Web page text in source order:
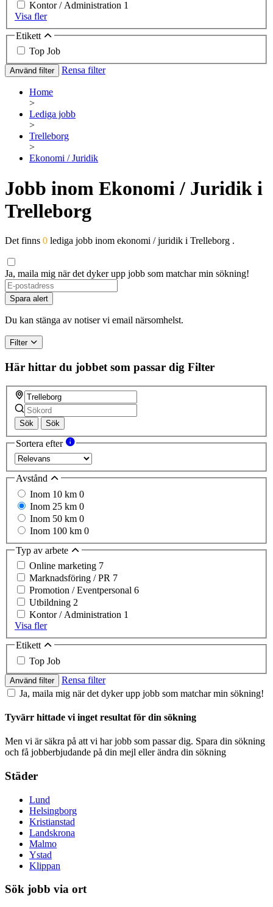
Kontor / Administration 1
Visa fler
Etikett
Top Job
Använd filter Rensa filter
Home
>
Lediga jobb
>
Trelleborg
>
Ekonomi / Juridik
Jobb inom Ekonomi / Juridik i
Trelleborg
Det finns 0 lediga jobb inom ekonomi / juridik i Trelleborg .
Ja, maila mig när det dyker upp jobb som matchar min sökning!
If
you
are
a
ignore
this
field
Spara alert
Du kan stänga av notiser vi email närsomhelst.
Filter
Här hittar du jobbet som passar dig Filter
Sök Sök
Sortera efter
Avstånd
Inom 10 km 0
Inom 25 km 0
Inom 50 km 0
Inom 100 km 0
Typ av arbete
Online marketing 7
Marknadsföring / PR 7
Promotion / Eventpersonal 6
Utbildning 2
Kontor / Administration 1
Visa fler
Etikett
Top Job
Använd filter
Rensa filter
Ja, maila mig när det dyker upp jobb som matchar min sökning!
Tyvärr hittade vi inget resultat för din sökning
Men vi är säkra på att vi har jobb som passar dig. Spara din sökning
och få jobberbjudande på din mejl eller ändra din sökning
Städer
Lund
Helsingborg
Kristianstad
Landskrona
Malmo
Ystad
Klippan
Sök jobb via ort